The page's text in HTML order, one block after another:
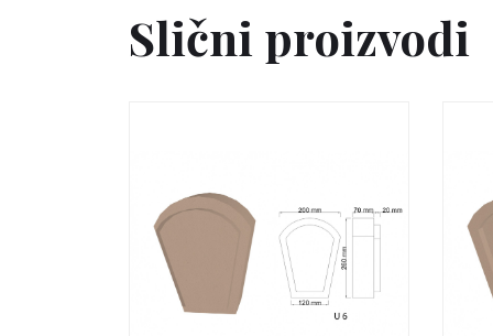
Slični proizvodi